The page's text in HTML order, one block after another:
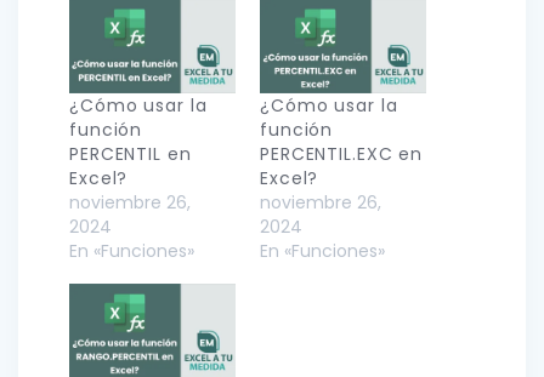
¿Cómo usar la
función
PERCENTIL en
Excel?
noviembre 26,
2024
En «Funciones»
¿Cómo usar la
función
PERCENTIL.EXC en
Excel?
noviembre 26,
2024
En «Funciones»